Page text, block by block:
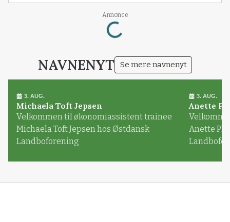
Annonce
Loading...
NAVNENYT Se mere navnenyt
3. AUG.
Michaela Toft Jepsen
Velkommen til økonomiassistent trainee
Michaela Toft Jepsen hos Østdansk
Landboforening
3. AUG.
Anette
Anette